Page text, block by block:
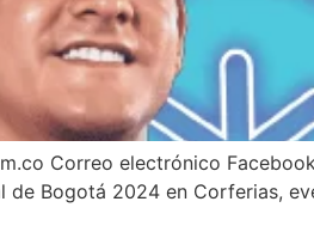
Correo electrónico
Bogotá 2024 en Corferias,